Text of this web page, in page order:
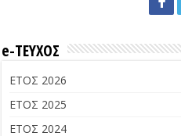
e-ΤΕΥΧΟΣ
ΕΤΟΣ 2026
ΕΤΟΣ 2025
ΕΤΟΣ 2024